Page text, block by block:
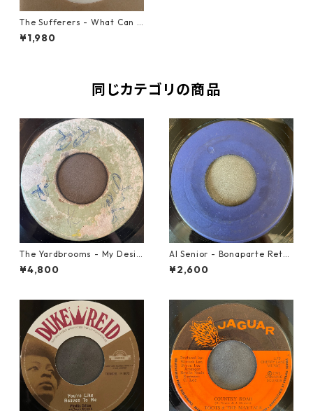
The Sufferers - What Can A
Poor Man【7-21361】
¥1,980
同じカテゴリの商品
The Yardbrooms - My Desir
e【7-21922】
¥4,800
Al Senior - Bonaparte Retre
at【7-21861】
¥2,600